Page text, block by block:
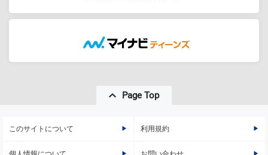
Page Top
このサイトについて 利用規約